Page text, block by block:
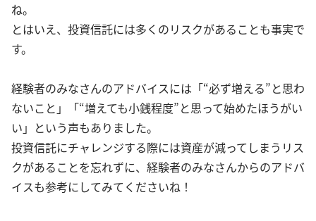
ね。
とはいえ、投資信託には多くのリスクがあることも事実で
す。
経験者のみなさんのアドバイスには「“必ず増える”と思わ
ないこと」「“増えても小銭程度”と思って始めたほうがい
い」という声もありました。
投資信託にチャレンジする際には資産が減ってしまうリス
クがあることを忘れずに、経験者のみなさんからのアドバ
イスも参考にしてみてくださいね！